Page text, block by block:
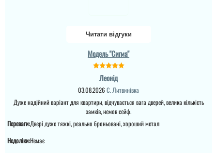
підкаже що робити як
Читати відгуки
Модель "Сигма"
Леонід
03.08.2026 С. Литвинівка
Дуже надійний варіант для квартири, відчувається вага дверей, велика кількість
замків, немов сейф.
Переваги:Двері дуже тяжкі, реально броньовані, хороший метал
Недоліки:Немає